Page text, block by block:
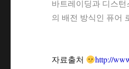
바트레이딩과 디스
의 배전 방식인 퓨어
자료출처 http://